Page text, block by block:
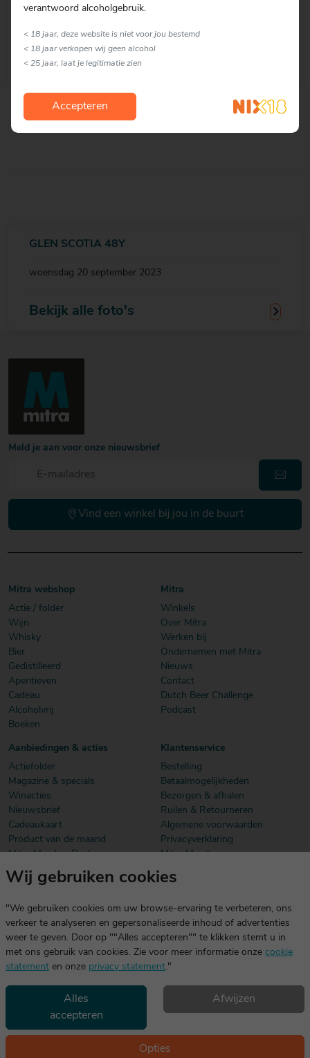
Per 4 november 2013 heeft de voormalig bedrijfsleider
winkel...
Lees verder
GLEN SCOTIA 48Y
woensdag 20 september 2023
Meld je aan voor onze nieuwsbrief
Vind een winkel bij jou in de buurt
Mitra webshop
Actie / folder
Wijn
Whisky
Bier
Gedistilleerd
Aperitieven
Cadeau
Alcoholvrij
Boeken
Mitra
Winkels
Over Mitra
Werken bij
Ondernemen met Mitra
Nieuws
Contact
Dutch Beer Challenge
Podcast
Aanbiedingen & acties
Actiefolder
Magazine & specials
Winacties
Nieuwsbrief
Cadeaukaart
Product van de maand
Mitra Member Deals
Klantenservice
Bestelling
Betaalmogelijkheden
Bezorgen & afhalen
Ruilen & Retourneren
Algemene voorwaarden
Privacyverklaring
Mitra Members
Download onze app
dezelfde gegevens die je voor mitra.nl gebruikt.
Geniet, maar drink met mate. Geen 18 geen alcohol
©2026 Mitra -Disclaimerencopyright- Verantwoord
alcoholgebruik
Wij gebruiken cookies
"We gebruiken cookies om uw browse-ervaring te verbeteren, ons
verkeer te analyseren en gepersonaliseerde inhoud of advertenties
weer te geven. Door op ""Alles accepteren"" te klikken stemt u in
met ons gebruik van cookies. Zie voor meer informatie onze cookie
statement en onze privacy statement."
Alles
accepteren
Afwijzen
Opties
verantwoord alcoholgebruik.
< 18 jaar, deze website is niet voor jou bestemd
< 18 jaar verkopen wij geen alcohol
< 25 jaar, laat je legitimatie zien
Accepteren